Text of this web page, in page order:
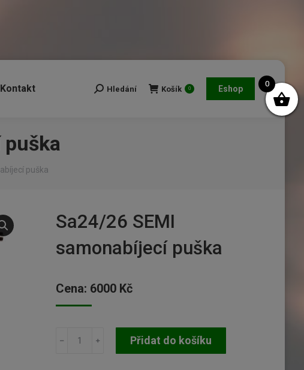
Kontakt Search:
Hledání Košík 0 Eshop
puška
Sa24/26 SEMI
samonabíjecí puška
Cena: 6000 Kč
Sa24/26
Přidat do košíku
0